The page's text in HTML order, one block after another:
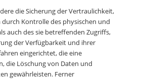
die Sicherung der Vertraulichkeit,
Kontrolle des physischen und
auch des sie betreffenden Zugriffs,
der Verfügbarkeit und ihrer
eingerichtet, die eine
die Löschung von Daten und
gewährleisten. Ferner